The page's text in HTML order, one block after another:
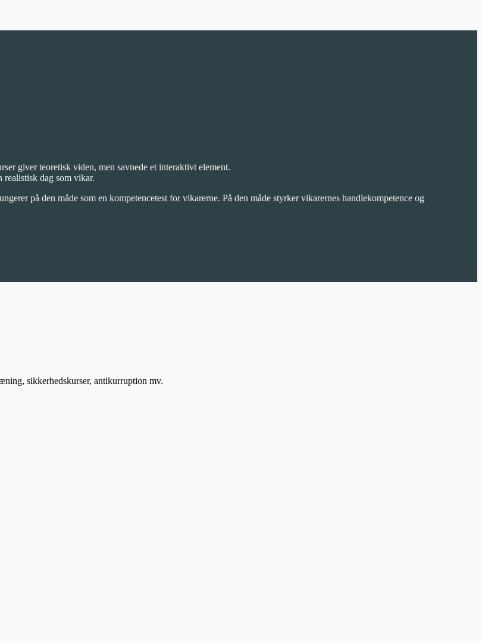
giver teoretisk viden, men savnede et interaktivt element.
realistisk dag som vikar.
på den måde som en kompetencetest for vikarerne. På den måde styrker vikarernes handlekompetence og
sikkerhedskurser, antikurruption mv.